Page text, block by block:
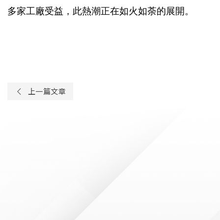
多家工廠受益，此熱潮正在如火如荼的展開。
上一篇文章